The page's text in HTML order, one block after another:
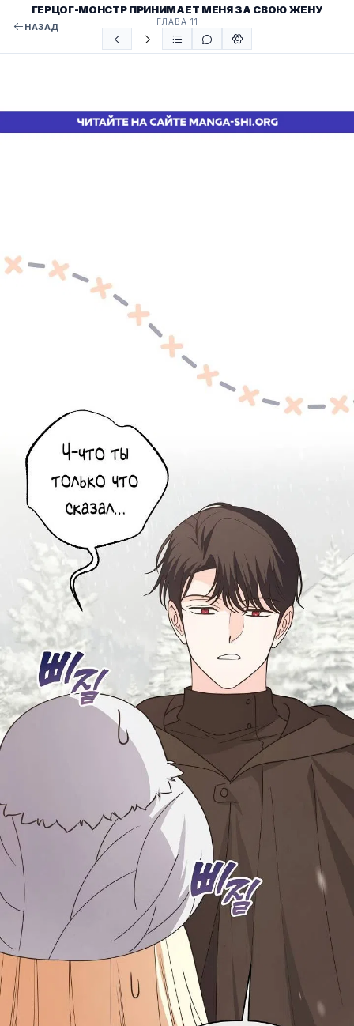
НАЗАД
ГЕРЦОГ-МОНСТР ПРИНИМАЕТ МЕНЯ ЗА СВОЮ ЖЕНУ
ГЛАВА 11